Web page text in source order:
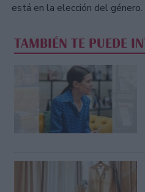
está en la elección del género.
TAMBIÉN TE PUEDE